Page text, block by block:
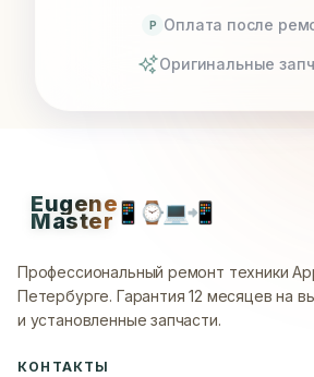
P Оплата после
Оригинальные
Eugene
Master📱 ⌚💻📲
Профессиональный ремонт техники
Петербурге. Гарантия 12 месяцев на
и установленные запчасти.
КОНТАКТЫ